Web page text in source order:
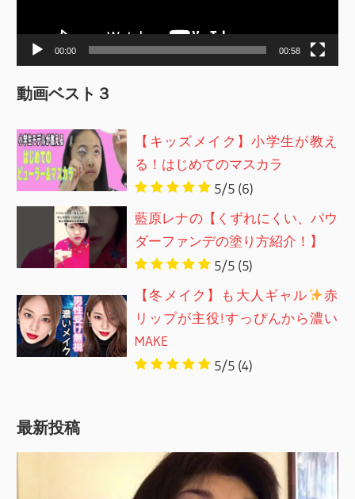
ー
00:00 00:58
動画ベスト３
【キッズメイク】小学生が教え
る！はじめてのマスカラ
5/5 (6)
藍原レナの【くずれにくい、パウ
ダーファンデの塗り方紹介！】
5/5 (5)
【冬メイク】も大人ギャル
赤
リップが主役!すっぴんから濃い
MAKE
5/5 (4)
最新投稿